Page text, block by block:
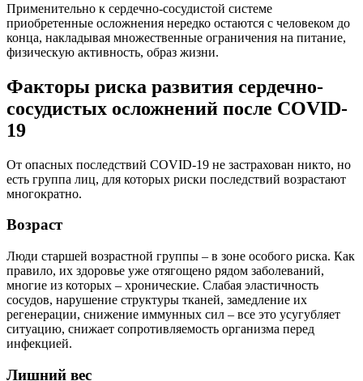
Применительно к сердечно-сосудистой системе
приобретенные осложнения нередко остаются с человеком до
конца, накладывая множественные ограничения на питание,
физическую активность, образ жизни.
Факторы риска развития сердечно-
сосудистых осложнений после COVID-
19
От опасных последствий COVID-19 не застрахован никто, но
есть группа лиц, для которых риски последствий возрастают
многократно.
Возраст
Люди старшей возрастной группы – в зоне особого риска. Как
правило, их здоровье уже отягощено рядом заболеваний,
многие из которых – хронические. Слабая эластичность
сосудов, нарушение структуры тканей, замедление их
регенерации, снижение иммунных сил – все это усугубляет
ситуацию, снижает сопротивляемость организма перед
инфекцией.
Лишний вес